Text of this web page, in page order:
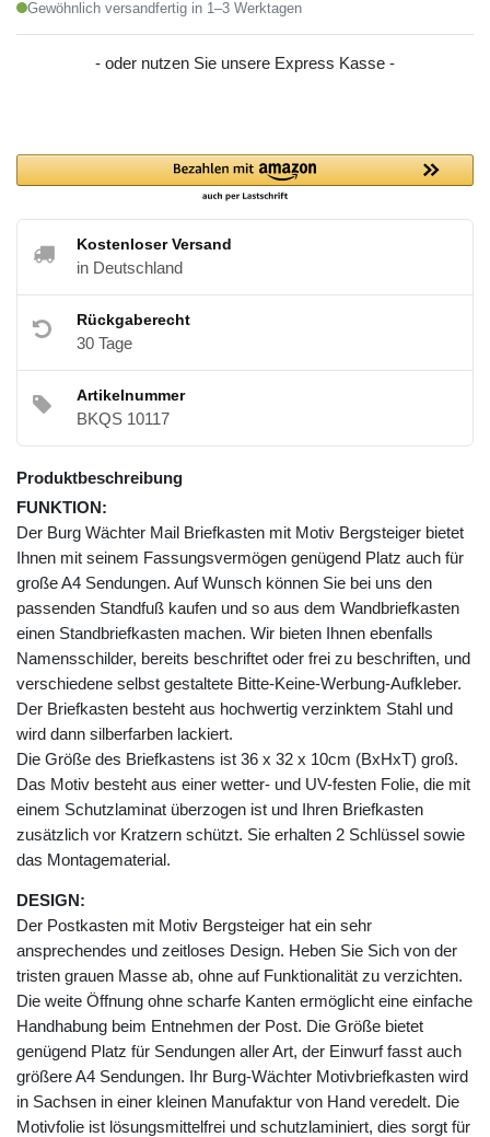
Gewöhnlich versandfertig in 1–3 Werktagen
- oder nutzen Sie unsere Express Kasse -
Kostenloser Versand
in Deutschland
Rückgaberecht
30 Tage
Artikelnummer
BKQS 10117
Produktbeschreibung
FUNKTION:
Der Burg Wächter Mail Briefkasten mit Motiv Bergsteiger bietet
Ihnen mit seinem Fassungsvermögen genügend Platz auch für
große A4 Sendungen. Auf Wunsch können Sie bei uns den
passenden Standfuß kaufen und so aus dem Wandbriefkasten
einen Standbriefkasten machen. Wir bieten Ihnen ebenfalls
Namensschilder, bereits beschriftet oder frei zu beschriften, und
verschiedene selbst gestaltete Bitte-Keine-Werbung-Aufkleber.
Der Briefkasten besteht aus hochwertig verzinktem Stahl und
wird dann silberfarben lackiert.
Die Größe des Briefkastens ist 36 x 32 x 10cm (BxHxT) groß.
Das Motiv besteht aus einer wetter- und UV-festen Folie, die mit
einem Schutzlaminat überzogen ist und Ihren Briefkasten
zusätzlich vor Kratzern schützt. Sie erhalten 2 Schlüssel sowie
das Montagematerial.
DESIGN:
Der Postkasten mit Motiv Bergsteiger hat ein sehr
ansprechendes und zeitloses Design. Heben Sie Sich von der
tristen grauen Masse ab, ohne auf Funktionalität zu verzichten.
Die weite Öffnung ohne scharfe Kanten ermöglicht eine einfache
Handhabung beim Entnehmen der Post. Die Größe bietet
genügend Platz für Sendungen aller Art, der Einwurf fasst auch
größere A4 Sendungen. Ihr Burg-Wächter Motivbriefkasten wird
in Sachsen in einer kleinen Manufaktur von Hand veredelt. Die
Motivfolie ist lösungsmittelfrei und schutzlaminiert, dies sorgt für